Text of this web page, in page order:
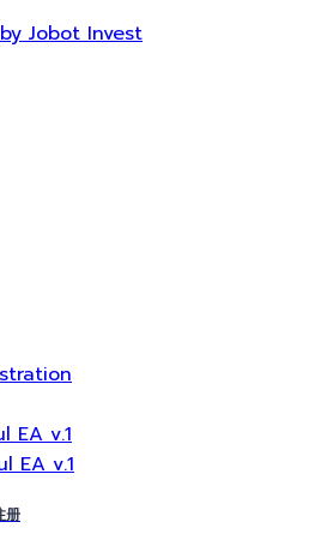
Jobot Invest
EA v.1
EA v.1
册